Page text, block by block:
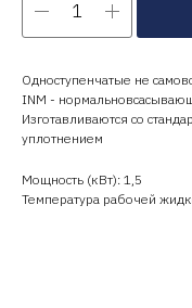
Одноступенчатые не
INM -
Изготавливаются со
уплотнением
Мощность (кВт): 1,5
Температура рабочей